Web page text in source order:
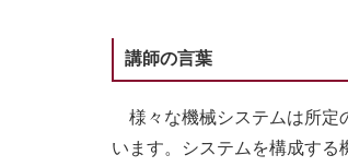
講師の言葉
様々な機械システムは所定
います。システムを構成す